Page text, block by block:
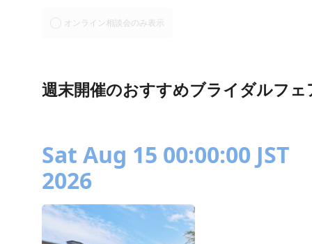
オンライン相談会のみ表示
週末開催のおすすめブライダルフェ
Sat Aug 15 00:00:00 JST
2026